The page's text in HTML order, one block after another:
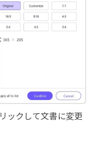
ックして文書に変更